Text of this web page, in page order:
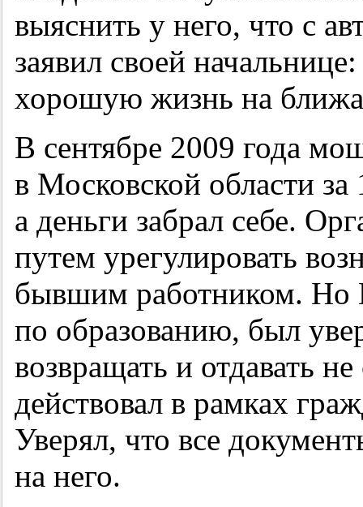
выяснить у него, что с
заявил своей
хорошую жизнь на
В сентябре 2009 года
в Московской области
а деньги забрал себе.
путем урегулировать
бывшим работником. Но
по образованию, был
возвращать и отдавать
действовал в рамках
Уверял, что все
на него.